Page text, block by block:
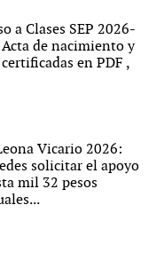
a Clases SEP 2026-
de nacimiento y
certificadas en PDF ,
Vicario 2026:
solicitar el apoyo
mil 32 pesos